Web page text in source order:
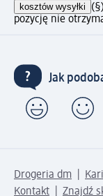
kosztów wysyłki
pozycję nie
Jak
Drogeria dm
Kontakt
Znajdź